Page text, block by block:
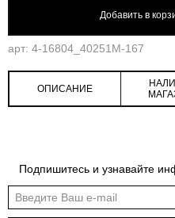
Добавить в
арт: 4-16804_40251M-167
ОПИСАНИЕ
Подпишитесь и узнавайте